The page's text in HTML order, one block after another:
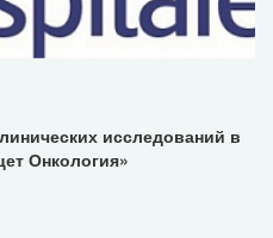
исследований в
Онкология»